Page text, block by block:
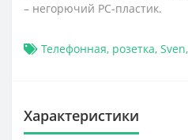
– негорючий PC-пластик.
Телефонная, розетка, Sven,
Характеристики